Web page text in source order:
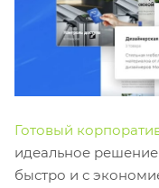
Готовый
идеальное
быстро и с